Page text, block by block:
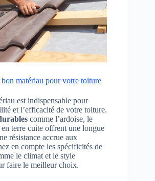
matériau pour votre toiture
est indispensable pour
et l’efficacité de votre toiture.
comme l’ardoise, le
terre cuite offrent une longue
résistance accrue aux
en compte les spécificités de
le climat et le style
faire le meilleur choix.